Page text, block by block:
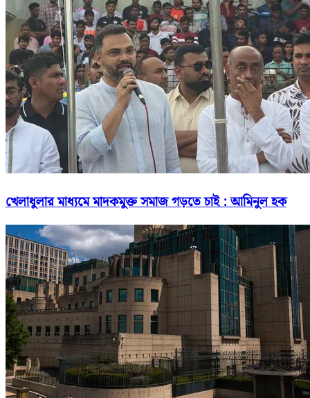
খেলাধুলার মাধ্যমে মাদকমুক্ত সমাজ গড়তে চাই : আমিনুল হক